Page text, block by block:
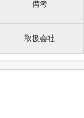
備考
取扱会社